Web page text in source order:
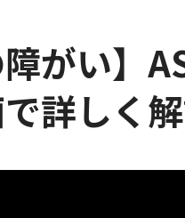
障がい】
詳しく解